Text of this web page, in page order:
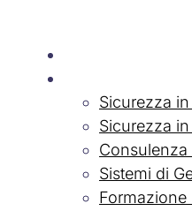
Sicurezza
Sicurezza
Sistemi di
Formazione